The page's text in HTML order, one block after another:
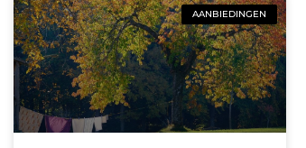
AANBIEDINGEN